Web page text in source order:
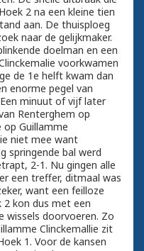
2 na een kleine tien
aan. De thuisploeg
naar de gelijkmaker.
doelman en een
voorkwamen
de 1e helft kwam dan
enorme pegel van
minuut of vijf later
Renterghem op
op Guillamme
niet mee want
springende bal werd
2-1. Nu gingen alle
een treffer, ditmaal was
want een feilloze
2 kon dus met een
wissels doorvoeren. Zo
Clinckemallie zit
1. Voor de kansen